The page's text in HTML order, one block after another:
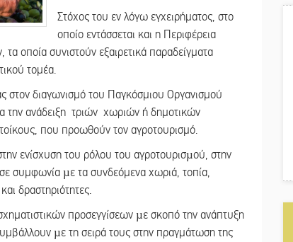
Στόχος του εν λόγω εγχειρήματος, στο
οποίο εντάσσεται και η Περιφέρεια
οποία συνιστούν εξαιρετικά παραδείγματα
τομέα.
στον διαγωνισμό του Παγκόσμιου Οργανισμού
ανάδειξη τριών χωριών ή δημοτικών
που προωθούν τον αγροτουρισμό.
ενίσχυση του ρόλου του αγροτουρισµού, στην
συμφωνία µε τα συνδεόμενα χωριά, τοπία,
δραστηριότητες.
προσεγγίσεων µε σκοπό την ανάπτυξη
µε τη σειρά τους στην πραγμάτωση της